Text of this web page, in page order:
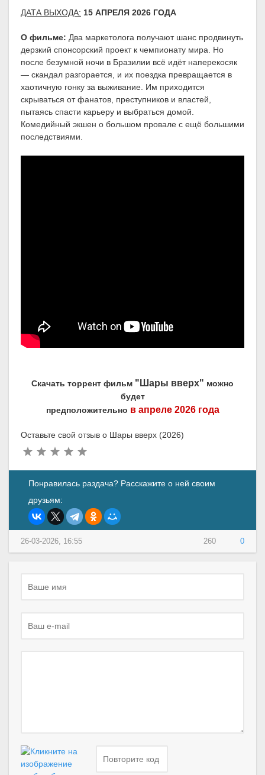
ДАТА ВЫХОДА: 15 АПРЕЛЯ 2026 ГОДА
О фильме: Два маркетолога получают шанс продвинуть
дерзкий спонсорский проект к чемпионату мира. Но
после безумной ночи в Бразилии всё идёт наперекосяк
— скандал разгорается, и их поездка превращается в
хаотичную гонку за выживание. Им приходится
скрываться от фанатов, преступников и властей,
пытаясь спасти карьеру и выбраться домой.
Комедийный экшен о большом провале с ещё большими
последствиями.
Скачать торрент фильм "Шары вверх" можно
будет
предположительно в апреле 2026 года
Оставьте свой отзыв о Шары вверх (2026)
Понравилась раздача? Расскажите о ней своим
друзьям:
260 0
26-03-2026, 16:55